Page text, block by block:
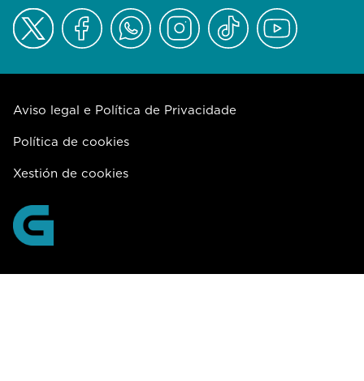
Aviso legal e Política de Privacidade
Política de cookies
Xestión de cookies